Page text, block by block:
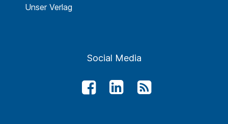
Unser Verlag
Social Media